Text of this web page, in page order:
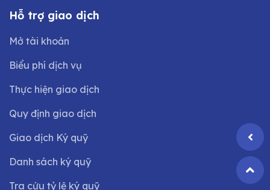
Hỗ trợ giao dịch
Mở tài khoản
Biểu phí dịch vụ
Thực hiện giao dịch
Quy định giao dịch
Giao dịch Ký quỹ
Danh sách ký quỹ
Tra cứu tỷ lệ ký quỹ